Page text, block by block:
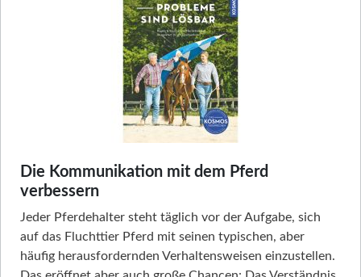
Die Kommunikation mit dem Pferd
verbessern
Jeder Pferdehalter steht täglich vor der Aufgabe, sich
auf das Fluchttier Pferd mit seinen typischen, aber
häufig herausfordernden Verhaltensweisen einzustellen.